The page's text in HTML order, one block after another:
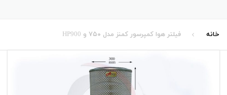
خانه فیلتر هوا کمپرسور کمنز مدل ۷۵۰ و HP900